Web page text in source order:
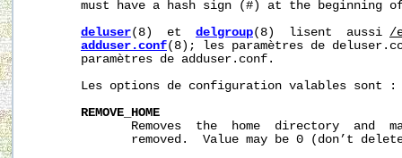
must have a hash sign (#) at the beginning
deluser(8)  et delgroup(8)  lisent  aussi /
adduser.conf(8); les paramètres de
       paramètres de adduser.conf.
       Les options de configuration valables sont :
REMOVE_HOME
Removes  the  home  directory  and
removed.  Value may be 0 (don’t